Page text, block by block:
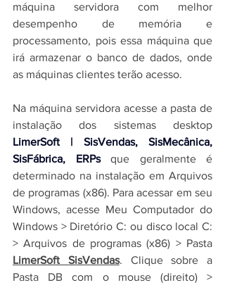
máquina servidora com melhor
desempenho de memória e
processamento, pois essa máquina que
irá armazenar o banco de dados, onde
as máquinas clientes terão acesso.
Na máquina servidora acesse a pasta de
instalação dos
LimerSoft | SisVendas, SisMecânica,
SisFábrica, ERPs que geralmente é
determinado na instalação em Arquivos
de programas (x86). Para acessar em seu
Windows, acesse Meu Computador do
Windows > Diretório C: ou disco local C:
LimerSoft SisVendas. Clique sobre a
Pasta DB com o mouse (direito) >